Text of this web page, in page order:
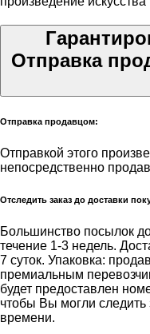
Отправка
Отправка продавцом:
Отправкой этого
непосредственно
Отследить заказ до доставки
Большинство посылок
течение 1-3 недель.
7 суток. Упаковка:
премиальным
будет предоставлен
чтобы Вы могли
времени.